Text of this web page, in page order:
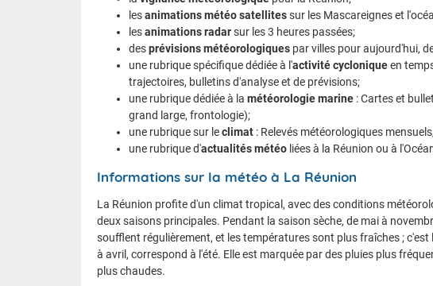
L'objectif de cette tendance est
cyclonique du bassin (zones
trajectoires probables) ainsi
24/04/2026
Semaines concernées
semaine S1 : 20 au 26 avril
semaine S3 : 04 au 10 mai
sem aine S5 : 18 au 24 mai
Activité cyclonique :
lesanimations météo satellitessur les Mascareignes et
lesanimations radarsur les 3 heures passées;
desprévisions météorologiques par villes pour aujourd'hui,
une rubrique spécifique dédiée à l'activité cycloniqueen
trajectoires, bulletins d'analyse et de prévisions;
une rubrique dédiée à la météorologie marine : Cartes et
grand large, frontologie);
une rubrique sur leclimat : Relevés météorologiques
une rubrique d'actualités météo liées à la Réunion ou à
Informations sur la météo à La Réunion
La Réunion profite d'un climat tropical, avec des conditions
deux saisons principales. Pendant la saison sèche, de mai à
soufflent régulièrement, et les températures sont plus fraîches ;
à avril, correspond à l'été. Elle est marquée par des pluies plus
plus chaudes.